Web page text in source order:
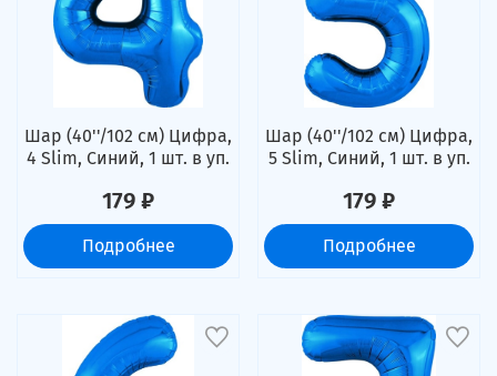
Шар (40''/102 см) Цифра,
4 Slim, Синий, 1 шт. в уп.
179 ₽
Подробнее
Шар (40''/102 см) Цифра,
5 Slim, Синий, 1 шт. в уп.
179 ₽
Подробнее